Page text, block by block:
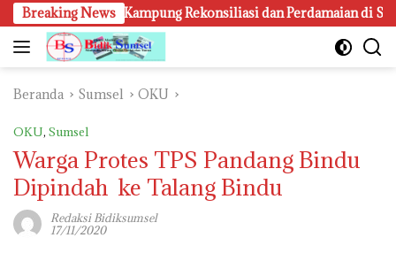
Langsung
ke
konten
Breaking News
Bentuk Kampung Rekonsiliasi dan Perdamaian di Seluruh
Beranda Sumsel OKU
OKU, Sumsel
Warga Protes TPS Pandang Bindu
Dipindah ke Talang Bindu
Redaksi Bidiksumsel
17/11/2020